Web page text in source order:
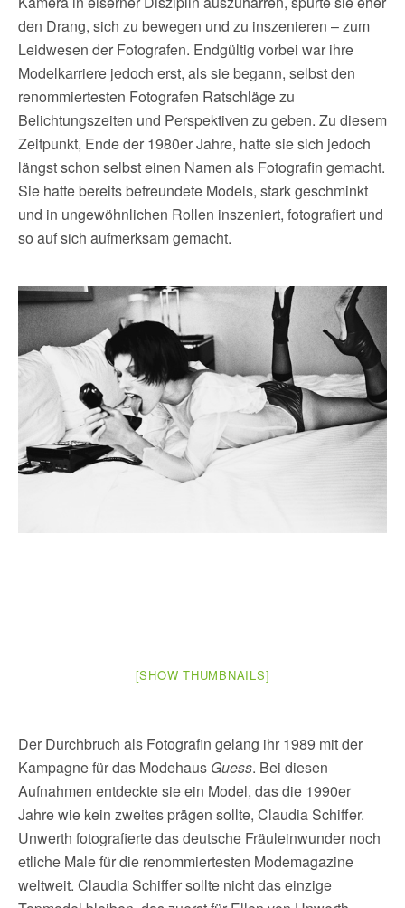
den Drang, sich zu bewegen und zu inszenieren – zum
Leidwesen der Fotografen. Endgültig vorbei war ihre
Modelkarriere jedoch erst, als sie begann, selbst den
renommiertesten Fotografen Ratschläge zu
Belichtungszeiten und Perspektiven zu geben. Zu diesem
Zeitpunkt, Ende der 1980er Jahre, hatte sie sich jedoch
längst schon selbst einen Namen als Fotografin gemacht.
Sie hatte bereits befreundete Models, stark geschminkt
und in ungewöhnlichen Rollen inszeniert, fotografiert und
so auf sich aufmerksam gemacht.
[SHOW THUMBNAILS]
Der Durchbruch als Fotografin gelang ihr 1989 mit der
Kampagne für das Modehaus Guess. Bei diesen
Aufnahmen entdeckte sie ein Model, das die 1990er
Jahre wie kein zweites prägen sollte, Claudia Schiffer.
Unwerth fotografierte das deutsche Fräuleinwunder noch
etliche Male für die renommiertesten Modemagazine
weltweit. Claudia Schiffer sollte nicht das einzige